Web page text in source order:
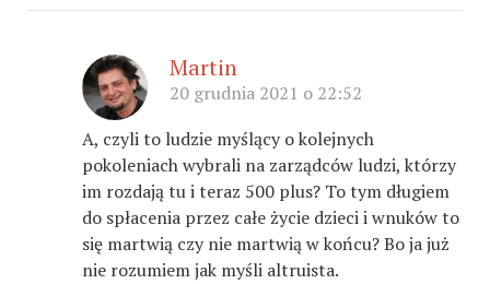
Martin
20 grudnia 2021 o 22:52
A, czyli to ludzie myślący o kolejnych
pokoleniach wybrali na zarządców ludzi, którzy
im rozdają tu i teraz 500 plus? To tym długiem
do spłacenia przez całe życie dzieci i wnuków to
się martwią czy nie martwią w końcu? Bo ja już
nie rozumiem jak myśli altruista.